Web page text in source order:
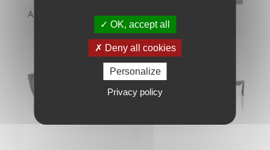
Affichage 1-2 de 2 article(s)
OK, accept all
Deny all cookies
Personalize
Privacy policy